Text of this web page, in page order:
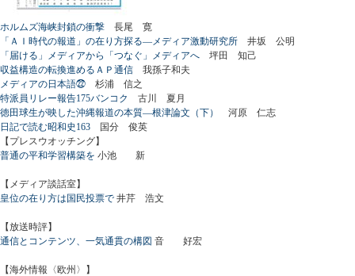
ホルムズ海峡封鎖の衝撃 長尾 寛
「ＡＩ時代の報道」の在り方探る―メディア激動研究所 井坂 公明
「届ける」メディアから「つなぐ」メディアへ 坪田 知己
収益構造の転換進めるＡＰ通信 我孫子和夫
メディアの日本語㉒ 杉浦 信之
特派員リレー報告175バンコク
古川 夏月
徳田球生が映した沖縄報道の本質―根津論文（下）
河原 仁志
日記で読む昭和史163 国分 俊英
【プレスウオッチング】
普通の平和学習構築を 小池 新
【メディア談話室】
皇位の在り方は国民投票で 井芹 浩文
【放送時評】
通信とコンテンツ、一気通貫の構図 音 好宏
【海外情報〈欧州〉】